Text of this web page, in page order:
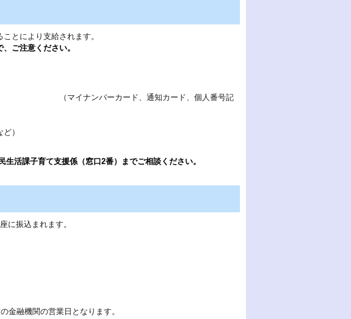
とにより支給されます。
ご注意ください。
、通知カード、個人番号記
）
活課子育て支援係（窓口2番）までご相談ください。
に振込まれます。
金融機関の営業日となります。